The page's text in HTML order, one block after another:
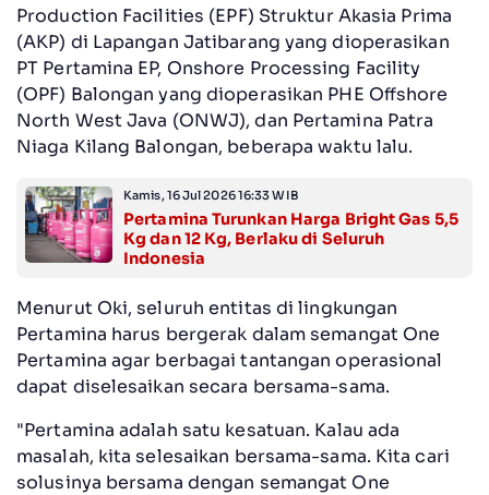
Production Facilities (EPF) Struktur Akasia Prima
(AKP) di Lapangan Jatibarang yang dioperasikan
PT Pertamina EP, Onshore Processing Facility
(OPF) Balongan yang dioperasikan PHE Offshore
North West Java (ONWJ), dan Pertamina Patra
Niaga Kilang Balongan, beberapa waktu lalu.
Kamis, 16 Jul 2026 16:33 WIB
Pertamina Turunkan Harga Bright Gas 5,5
Kg dan 12 Kg, Berlaku di Seluruh
Indonesia
Menurut Oki, seluruh entitas di lingkungan
Pertamina harus bergerak dalam semangat One
Pertamina agar berbagai tantangan operasional
dapat diselesaikan secara bersama-sama.
"Pertamina adalah satu kesatuan. Kalau ada
masalah, kita selesaikan bersama-sama. Kita cari
solusinya bersama dengan semangat One